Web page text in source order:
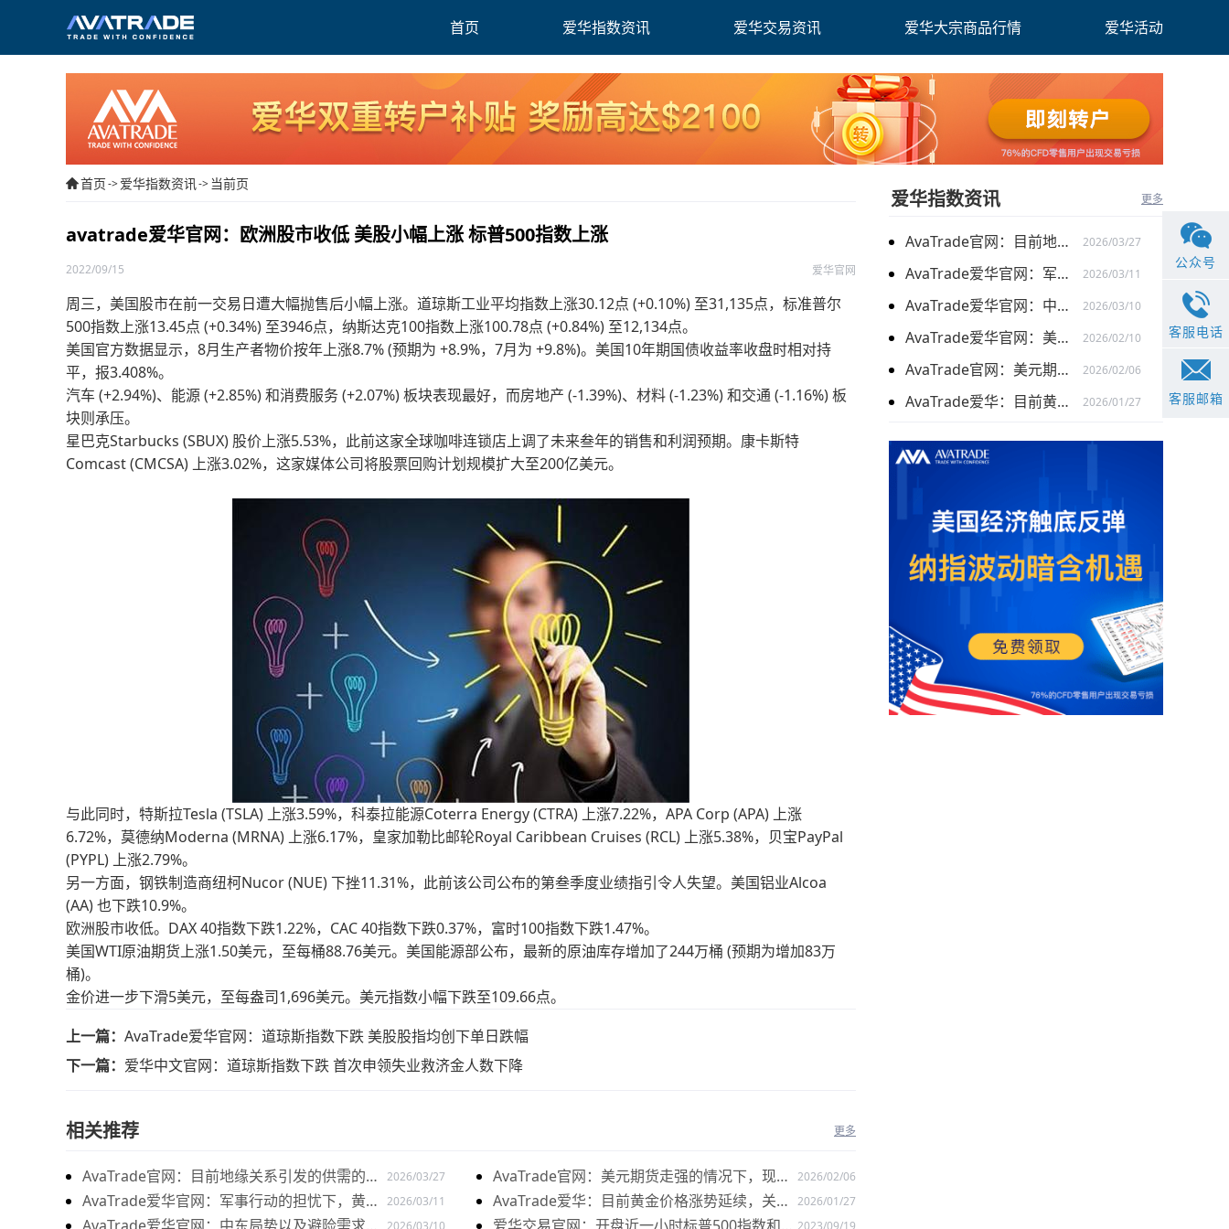
首页 爱华指数资讯 爱华交易资讯 爱华大宗商品行情 爱华活动
首页->爱华指数资讯-> 当前页
avatrade爱华官网：欧洲股市收低 美股小幅上涨 标普500指数上涨
2022/09/15 爱华官网
周三，美国股市在前一交易日遭大幅抛售后小幅上涨。道琼斯工业平均指数上涨30.12点 (+0.10%) 至31,135点，标准普尔
500指数上涨13.45点 (+0.34%) 至3946点，纳斯达克100指数上涨100.78点 (+0.84%) 至12,134点。
美国官方数据显示，8月生产者物价按年上涨8.7% (预期为 +8.9%，7月为 +9.8%)。美国10年期国债收益率收盘时相对持
平，报3.408%。
汽车 (+2.94%)、能源 (+2.85%) 和消费服务 (+2.07%) 板块表现最好，而房地产 (-1.39%)、材料 (-1.23%) 和交通 (-1.16%) 板
块则承压。
星巴克Starbucks (SBUX) 股价上涨5.53%，此前这家全球咖啡连锁店上调了未来叁年的销售和利润预期。康卡斯特
Comcast (CMCSA) 上涨3.02%，这家媒体公司将股票回购计划规模扩大至200亿美元。
与此同时，特斯拉Tesla (TSLA) 上涨3.59%，科泰拉能源Coterra Energy (CTRA) 上涨7.22%，APA Corp (APA) 上涨
6.72%，莫德纳Moderna (MRNA) 上涨6.17%，皇家加勒比邮轮Royal Caribbean Cruises (RCL) 上涨5.38%，贝宝PayPal
(PYPL) 上涨2.79%。
另一方面，钢铁制造商纽柯Nucor (NUE) 下挫11.31%，此前该公司公布的第叁季度业绩指引令人失望。美国铝业Alcoa
(AA) 也下跌10.9%。
欧洲股市收低。DAX 40指数下跌1.22%，CAC 40指数下跌0.37%，富时100指数下跌1.47%。
美国WTI原油期货上涨1.50美元，至每桶88.76美元。美国能源部公布，最新的原油库存增加了244万桶 (预期为增加83万
桶)。
金价进一步下滑5美元，至每盎司1,696美元。美元指数小幅下跌至109.66点。
上一篇： AvaTrade爱华官网：道琼斯指数下跌 美股股指均创下单日跌幅
下一篇： 爱华中文官网：道琼斯指数下跌 首次申领失业救济金人数下降
相关推荐 更多
AvaTrade官网：目前地缘关系引发的供需的变
化，带来的燃料油价格持续上涨
2026/03/27
AvaTrade爱华官网：军事行动的担忧下，黄金
2026/03/11
2026/03/10
AvaTrade官网：美元期货走强的情况下，现货
黄金价格探底回升
2026/02/06
AvaTrade爱华：目前黄金价格涨势延续，关注
2026/01/27
2023/09/19
爱华指数资讯 更多
AvaTrade官网：目前地缘关系引发的供需的变化，带来的燃料油价格持续上涨 2026/03/27
AvaTrade爱华官网：军事行动的担忧下，黄金价格持续上涨 2026/03/11
AvaTrade爱华官网：中东局势以及避险需求下，黄金价格走势稳健 2026/03/10
AvaTrade爱华官网：美元走弱以及就业数据疲软，美股三大指数集体上涨 2026/02/10
AvaTrade官网：美元期货走强的情况下，现货黄金价格探底回升 2026/02/06
AvaTrade爱华：目前黄金价格涨势延续，关注全球市场变化 2026/01/27
公众号
客服电话
客服邮箱